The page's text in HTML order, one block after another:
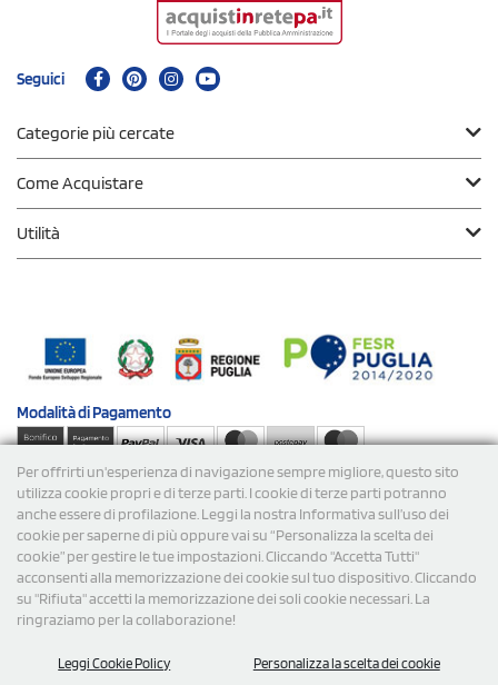
Per offrirti un'esperienza di navigazione sempre migliore, questo sito
utilizza cookie propri e di terze parti. I cookie di terze parti potranno
anche essere di profilazione. Leggi la nostra Informativa sull’uso dei
cookie per saperne di più oppure vai su “Personalizza la scelta dei
cookie” per gestire le tue impostazioni. Cliccando "Accetta Tutti"
acconsenti alla memorizzazione dei cookie sul tuo dispositivo. Cliccando
su "Rifiuta" accetti la memorizzazione dei soli cookie necessari. La
ringraziamo per la collaborazione!
Leggi Cookie Policy Personalizza la scelta dei cookie
Seguici
Categorie più cercate
Come Acquistare
Utilità
Modalità diPagamento
Spedizioni
P.Iva/C.F. 09734470967 - N° Rea MI-2110632